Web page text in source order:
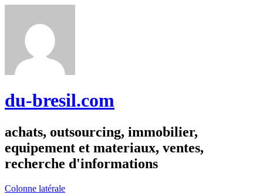
du-bresil.com
achats, outsourcing, immobilier,
equipement et materiaux, ventes,
recherche d'informations
Colonne latérale